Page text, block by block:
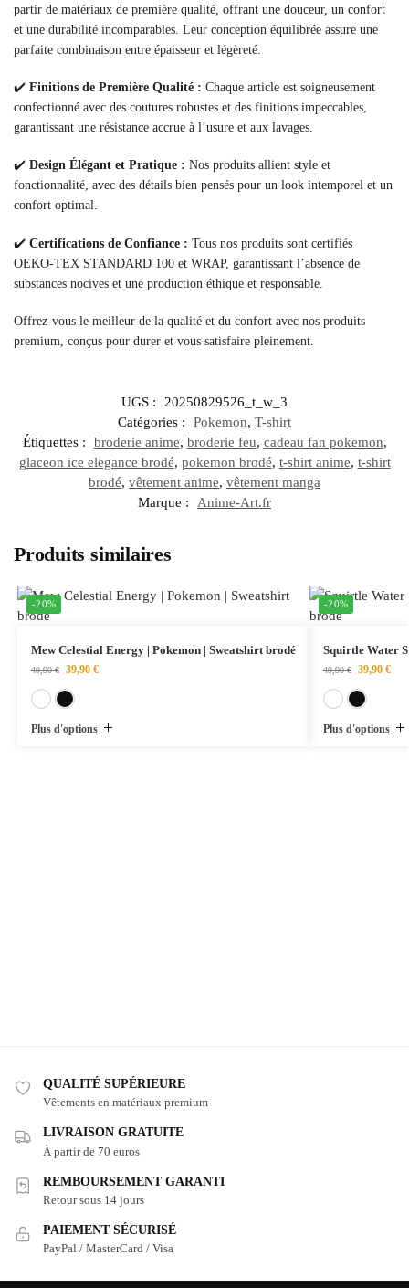
partir de matériaux de première qualité, offrant une douceur, un confort
et une durabilité incomparables. Leur conception équilibrée assure une
parfaite combinaison entre épaisseur et légèreté.
✔️ Finitions de Première Qualité : Chaque article est soigneusement
confectionné avec des coutures robustes et des finitions impeccables,
garantissant une résistance accrue à l’usure et aux lavages.
✔️ Design Élégant et Pratique : Nos produits allient style et
fonctionnalité, avec des détails bien pensés pour un look intemporel et un
confort optimal.
✔️ Certifications de Confiance : Tous nos produits sont certifiés
OEKO-TEX STANDARD 100 et WRAP, garantissant l’absence de
substances nocives et une production éthique et responsable.
Offrez-vous le meilleur de la qualité et du confort avec nos produits
premium, conçus pour durer et vous satisfaire pleinement.
UGS :
20250829526_t_w_3
Catégories :
Pokemon, T-shirt
Étiquettes :
broderie anime, broderie feu, cadeau fan pokemon,
glaceon ice elegance brodé, pokemon brodé, t-shirt anime, t-shirt
brodé, vêtement anime, vêtement manga
Marque :
Anime-Art.fr
Produits similaires
-20%
Mew Celestial Energy | Pokemon | Sweatshirt brodé
49,90€ 39,90 €
Plus d'options
-20%
Squirtle Water
49,90€ 39,90 €
Plus d'options
QUALITÉ SUPÉRIEURE
Vêtements en matériaux premium
LIVRAISON GRATUITE
À partir de 70 euros
REMBOURSEMENT GARANTI
Retour sous 14 jours
PAIEMENT SÉCURISÉ
PayPal / MasterCard / Visa